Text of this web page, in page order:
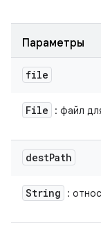
Параметры
file
File : файл
destPath
String :